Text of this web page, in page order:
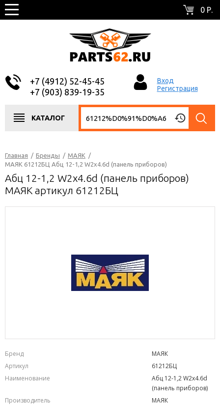
0 Р.
+7 (4912) 52-45-45
+7 (903) 839-19-35
Вход
Регистрация
КАТАЛОГ
Главная / Бренды / МАЯК /
МАЯК 61212БЦ Aбц 12-1,2 W2x4.6d (панель приборов)
Aбц 12-1,2 W2x4.6d (панель приборов)
МАЯК артикул 61212БЦ
Бренд
МАЯК
Артикул
61212БЦ
Наименование
Aбц 12-1,2 W2x4.6d
(панель приборов)
Производитель
МАЯК